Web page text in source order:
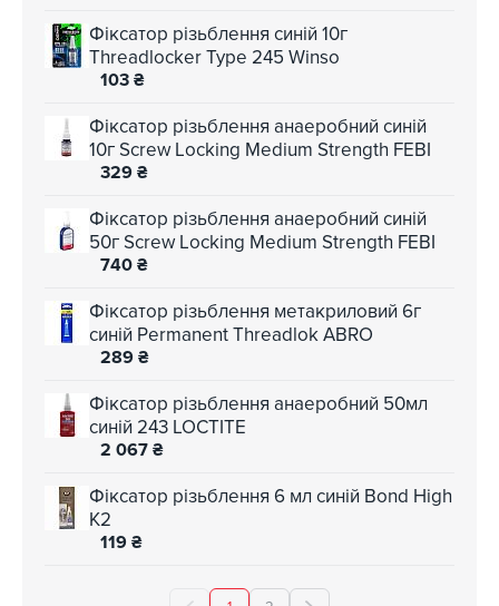
Фіксатор різьблення синій 10г
Threadlocker Type 245 Winso
103 ₴
Фіксатор різьблення анаеробний синій
10г Screw Locking Medium Strength FEBI
329 ₴
Фіксатор різьблення анаеробний синій
50г Screw Locking Medium Strength FEBI
740 ₴
Фіксатор різьблення метакриловий 6г
синій Permanent Threadlok ABRO
289 ₴
Фіксатор різьблення анаеробний 50мл
синій 243 LOCTITE
2 067 ₴
Фіксатор різьблення 6 мл синій Bond High
K2
119 ₴